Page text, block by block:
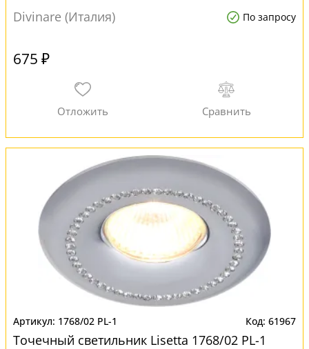
Divinare (Италия) По запросу
675 ₽
1768/02 PL-1 61967
Точечный светильник Lisetta 1768/02 PL-1